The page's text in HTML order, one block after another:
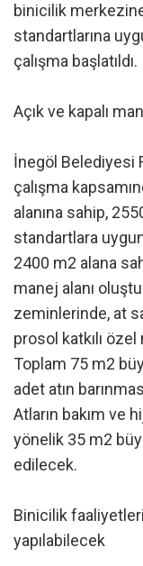
binicilik
standartlarına
çalışma başlatıldı.
Açık ve kapalı
İnegöl Belediyesi
çalışma
alanına sahip,
standartlara
2400 m2 alana
manej alanı
zeminlerinde, at
prosol katkılı
Toplam 75 m2
adet atın
Atların bakım ve
yönelik 35 m2
edilecek.
Binicilik
yapılabilecek